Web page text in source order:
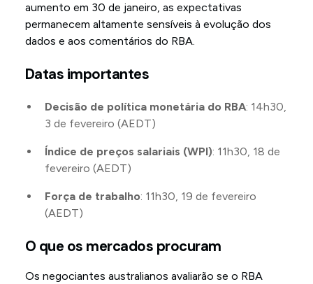
aumento em 30 de janeiro, as expectativas
permanecem altamente sensíveis à evolução dos
dados e aos comentários do RBA.
Datas importantes
Decisão de política monetária do RBA: 14h30,
3 de fevereiro (AEDT)
Índice de preços salariais (WPI): 11h30, 18 de
fevereiro (AEDT)
Força de trabalho: 11h30, 19 de fevereiro
(AEDT)
O que os mercados procuram
Os negociantes australianos avaliarão se o RBA